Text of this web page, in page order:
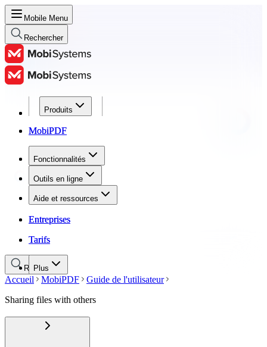
Mobile Menu
Rechercher
Produits
MobiPDF
Fonctionnalités
Outils en ligne
Aide et ressources
Entreprises
Tarifs
Plus
Produits
MobiPDF
Fonctionnalités
Outils en ligne
Aide et ressources
Entreprises
Tarifs
Rechercher
Accueil MobiPDF
Guide de l'utilisateur
Sharing files with others